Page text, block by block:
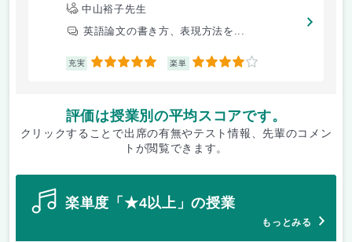
中山裕子先生
英語論文の書き方、表現方法を...
充実 5 楽単 4
評価は授業別の平均スコアです。
クリックすることで出席の有無やテスト情報、先輩のコメン
トが閲覧できます。
楽単度「★4以上」の授業
もっとみる